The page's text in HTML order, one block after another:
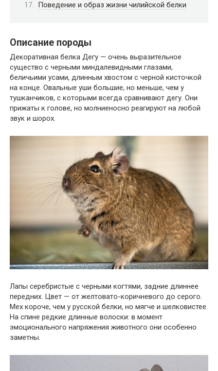
Поведение и образ жизни чилийской белки
Описание породы
Декоративная белка Дегу — очень выразительное
существо с черными миндалевидными глазами,
беличьими усами, длинным хвостом с черной кисточкой
на конце. Овальные уши большие, но меньше, чем у
тушканчиков, с которыми всегда сравнивают дегу. Они
прижаты к голове, но молниеносно реагируют на любой
звук и шорох.
Лапы серебристые с черными когтями, задние длиннее
передних. Цвет — от желтовато-коричневого до серого.
Мех короче, чем у русской белки, но мягче и шелковистее.
На спине редкие длинные волоски: в момент
эмоционального напряжения животного они особенно
заметны.